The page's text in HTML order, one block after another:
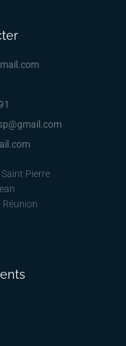
Pierre
Réunion